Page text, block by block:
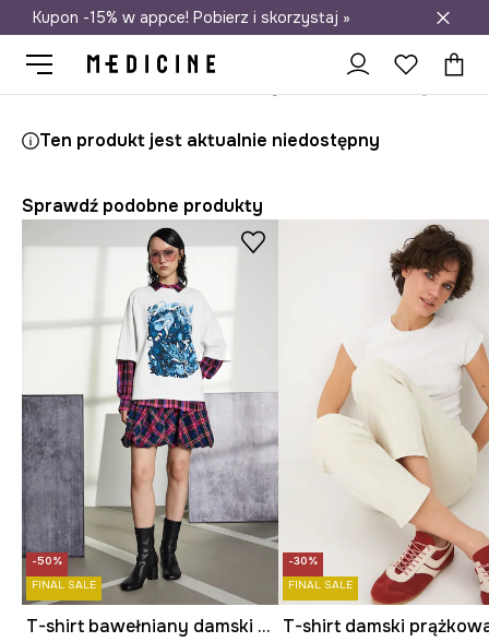
Darmowa dostawa do salonów
Kupon -15% w appce! Pobierz i skorzystaj »
Ten produkt jest aktualnie niedostępny
Sprawdź podobne produkty
-50%
FINAL SALE
T-shirt bawełniany damski z kolekcji Tajemniczy Świat Medicine
-30%
FINAL SALE